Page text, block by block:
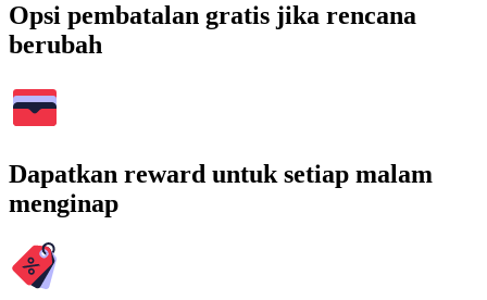
Opsi pembatalan gratis jika rencana
berubah
Dapatkan reward untuk setiap malam
menginap